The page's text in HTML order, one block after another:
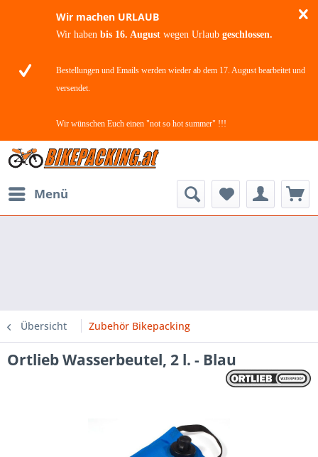
Wir machen URLAUB
Wir haben bis 16. August wegen Urlaub geschlossen.
Bestellungen und Emails werden wieder ab dem 17. August bearbeitet und
versendet.
Wir wünschen Euch einen "not so hot summer" !!!
Menü
Übersicht Zubehör Bikepacking
Ortlieb Wasserbeutel, 2 l. - Blau